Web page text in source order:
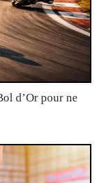
d’Or pour ne